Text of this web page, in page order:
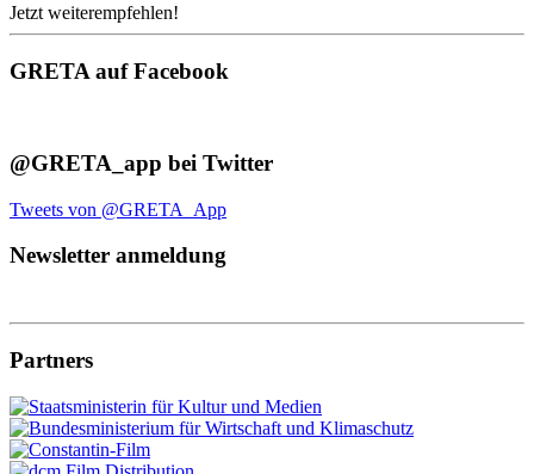
Jetzt weiterempfehlen!
GRETA auf Facebook
@GRETA_app bei Twitter
Tweets von @GRETA_App
Newsletter anmeldung
Partners